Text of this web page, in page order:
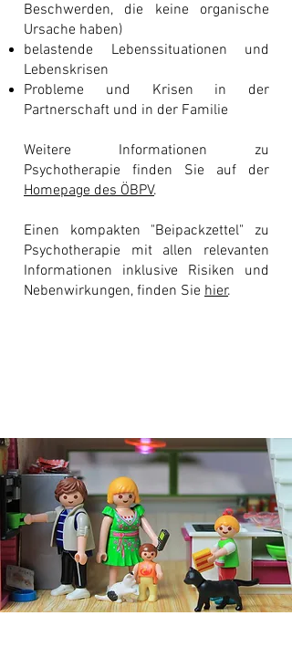
Beschwerden, die keine organische
Ursache haben)
belastende Lebenssituationen und
Lebenskrisen
Probleme und Krisen in der
Partnerschaft und in der Familie
Weitere Informationen zu
Psychotherapie finden Sie auf der
Homepage des ÖBPV.
Einen kompakten "Beipackzettel" zu
Psychotherapie mit allen relevanten
Informationen inklusive Risiken und
Nebenwirkungen, finden Sie hier.